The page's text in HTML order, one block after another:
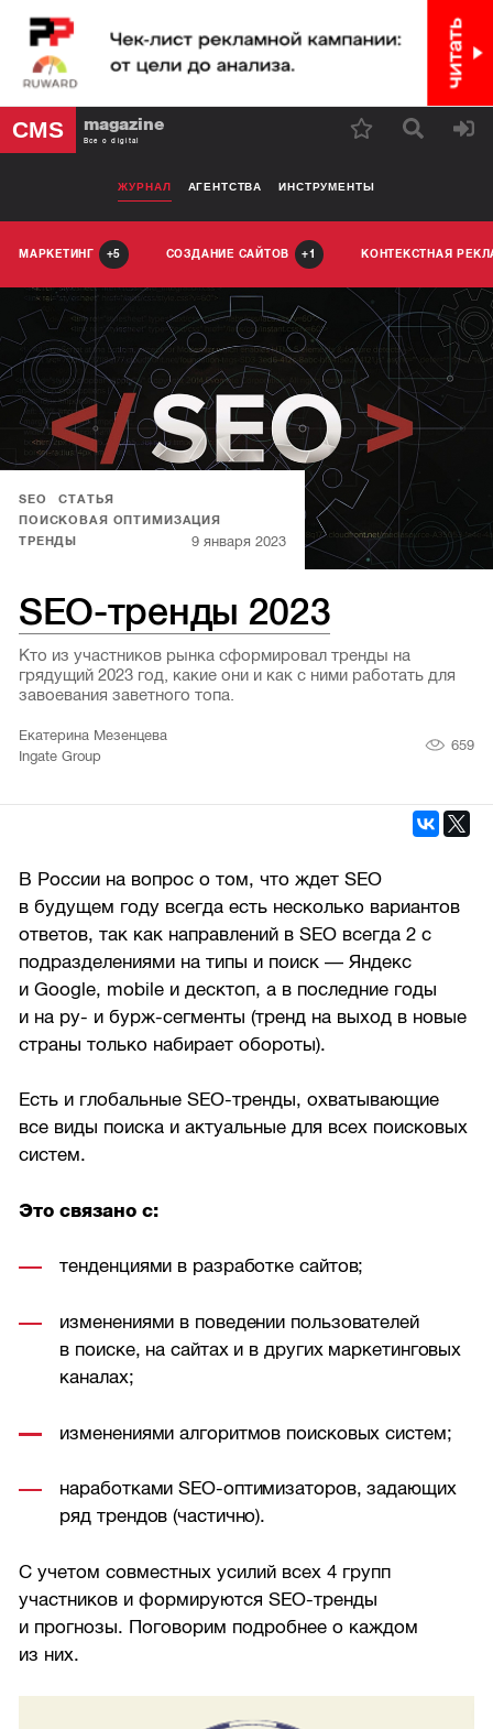
CMS magazine
Все о digital
ЖУРНАЛ АГЕНТСТВА ИНСТРУМЕНТЫ
МАРКЕТИНГ 5 СОЗДАНИЕ САЙТОВ 1 КОНТЕКСТНАЯ
SEO
СТАТЬЯ
ПОИСКОВАЯ ОПТИМИЗАЦИЯ
ТРЕНДЫ
9 января 2023
SEO-тренды 2023
Кто из участников рынка сформировал тренды на
грядущий 2023 год, какие они и как с ними работать для
завоевания заветного топа.
Екатерина Мезенцева
Ingate Group
659
В России на вопрос о том, что ждет SEO
в будущем году всегда есть несколько вариантов
ответов, так как направлений в SEO всегда 2 с
подразделениями на типы и поиск — Яндекс
и Google, mobile и десктоп, а в последние годы
и на ру- и бурж-сегменты (тренд на выход в новые
страны только набирает обороты).
Есть и глобальные SEO-тренды, охватывающие
все виды поиска и актуальные для всех поисковых
систем.
Это связано с:
тенденциями в разработке сайтов;
изменениями в поведении пользователей
в поиске, на сайтах и в других маркетинговых
каналах;
изменениями алгоритмов поисковых систем;
наработками SEO-оптимизаторов, задающих
ряд трендов (частично).
С учетом совместных усилий всех 4 групп
участников и формируются SEO-тренды
и прогнозы. Поговорим подробнее о каждом
из них.